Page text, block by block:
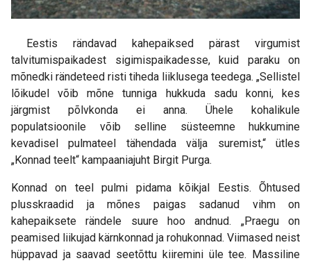
Eestis rändavad kahepaiksed pärast virgumist
talvitumispaikadest sigimispaikadesse, kuid paraku on
mõnedki rändeteed risti tiheda liiklusega teedega. „Sellistel
lõikudel võib mõne tunniga hukkuda sadu konni, kes
järgmist põlvkonda ei anna. Ühele kohalikule
populatsioonile võib selline süsteemne hukkumine
kevadisel pulmateel tähendada välja suremist,“ ütles
„Konnad teelt“ kampaaniajuht Birgit Purga.
Konnad on teel pulmi pidama kõikjal Eestis. Õhtused
plusskraadid ja mõnes paigas sadanud vihm on
kahepaiksete rändele suure hoo andnud. „Praegu on
peamised liikujad kärnkonnad ja rohukonnad. Viimased neist
hüppavad ja saavad seetõttu kiiremini üle tee. Massiline